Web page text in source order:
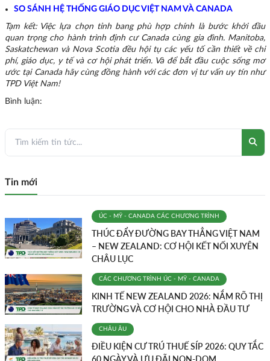
SO SÁNH HỆ THỐNG GIÁO DỤC VIỆT NAM VÀ CANADA
Tạm kết: Việc lựa chọn tỉnh bang phù hợp chính là bước khởi đầu
quan trọng cho hành trình định cư Canada cùng gia đình. Manitoba,
Saskatchewan và Nova Scotia đều hội tụ các yếu tố cần thiết về chi
phí, giáo dục, y tế và cơ hội phát triển. Và để bắt đầu cuộc sống mơ
ước tại Canada hãy cùng đồng hành với các đơn vị tư vấn uy tín như
TPD Việt Nam!
Bình luận:
Tin mới
ÚC - MỸ - CANADA CÁC CHƯƠNG TRÌNH
THÚC ĐẨY ĐƯỜNG BAY THẲNG VIỆT NAM
– NEW ZEALAND: CƠ HỘI KẾT NỐI XUYÊN
CHÂU LỤC
CÁC CHƯƠNG TRÌNH ÚC - MỸ - CANADA
KINH TẾ NEW ZEALAND 2026: NẮM RÕ THỊ
TRƯỜNG VÀ CƠ HỘI CHO NHÀ ĐẦU TƯ
CHÂU ÂU
ĐIỀU KIỆN CƯ TRÚ THUẾ SÍP 2026: QUY TẮC